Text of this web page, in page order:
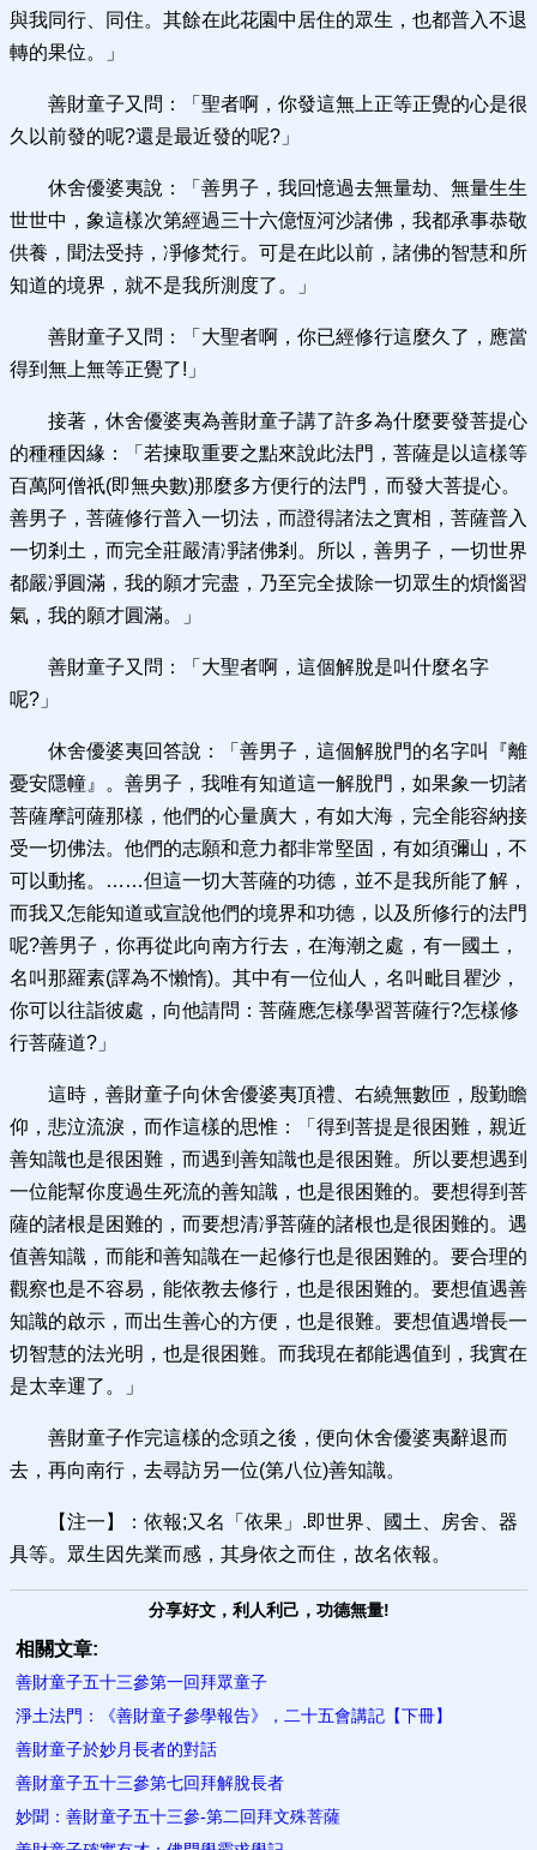
與我同行、同住。其餘在此花園中居住的眾生，也都普入不退
轉的果位。」
善財童子又問：「聖者啊，你發這無上正等正覺的心是很
久以前發的呢?還是最近發的呢?」
休舍優婆夷說：「善男子，我回憶過去無量劫、無量生生
世世中，象這樣次第經過三十六億恆河沙諸佛，我都承事恭敬
供養，聞法受持，凈修梵行。可是在此以前，諸佛的智慧和所
知道的境界，就不是我所測度了。」
善財童子又問：「大聖者啊，你已經修行這麼久了，應當
得到無上無等正覺了!」
接著，休舍優婆夷為善財童子講了許多為什麼要發菩提心
的種種因緣：「若揀取重要之點來說此法門，菩薩是以這樣等
百萬阿僧祇(即無央數)那麼多方便行的法門，而發大菩提心。
善男子，菩薩修行普入一切法，而證得諸法之實相，菩薩普入
一切剎土，而完全莊嚴清凈諸佛剎。所以，善男子，一切世界
都嚴凈圓滿，我的願才完盡，乃至完全拔除一切眾生的煩惱習
氣，我的願才圓滿。」
善財童子又問：「大聖者啊，這個解脫是叫什麼名字
呢?」
休舍優婆夷回答說：「善男子，這個解脫門的名字叫『離
憂安隱幢』。善男子，我唯有知道這一解脫門，如果象一切諸
菩薩摩訶薩那樣，他們的心量廣大，有如大海，完全能容納接
受一切佛法。他們的志願和意力都非常堅固，有如須彌山，不
可以動搖。……但這一切大菩薩的功德，並不是我所能了解，
而我又怎能知道或宣說他們的境界和功德，以及所修行的法門
呢?善男子，你再從此向南方行去，在海潮之處，有一國土，
名叫那羅素(譯為不懶惰)。其中有一位仙人，名叫毗目瞿沙，
你可以往詣彼處，向他請問：菩薩應怎樣學習菩薩行?怎樣修
行菩薩道?」
這時，善財童子向休舍優婆夷頂禮、右繞無數匝，殷勤瞻
仰，悲泣流淚，而作這樣的思惟：「得到菩提是很困難，親近
善知識也是很困難，而遇到善知識也是很困難。所以要想遇到
一位能幫你度過生死流的善知識，也是很困難的。要想得到菩
薩的諸根是困難的，而要想清凈菩薩的諸根也是很困難的。遇
值善知識，而能和善知識在一起修行也是很困難的。要合理的
觀察也是不容易，能依教去修行，也是很困難的。要想值遇善
知識的啟示，而出生善心的方便，也是很難。要想值遇增長一
切智慧的法光明，也是很困難。而我現在都能遇值到，我實在
是太幸運了。」
善財童子作完這樣的念頭之後，便向休舍優婆夷辭退而
去，再向南行，去尋訪另一位(第八位)善知識。
【注一】：依報;又名「依果」.即世界、國土、房舍、器
具等。眾生因先業而感，其身依之而住，故名依報。
分享好文，利人利己，功德無量!
相關文章:
善財童子五十三參第一回拜眾童子
淨土法門：《善財童子參學報告》，二十五會講記【下冊】
善財童子於妙月長者的對話
善財童子五十三參第七回拜解脫長者
妙聞：善財童子五十三參-第二回拜文殊菩薩